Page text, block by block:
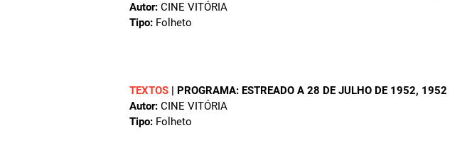
Autor: CINE VITÓRIA
Tipo: Folheto
TEXTOS | PROGRAMA: ESTREADO A 28 DE JULHO DE 1952, 1952
Autor: CINE VITÓRIA
Tipo: Folheto